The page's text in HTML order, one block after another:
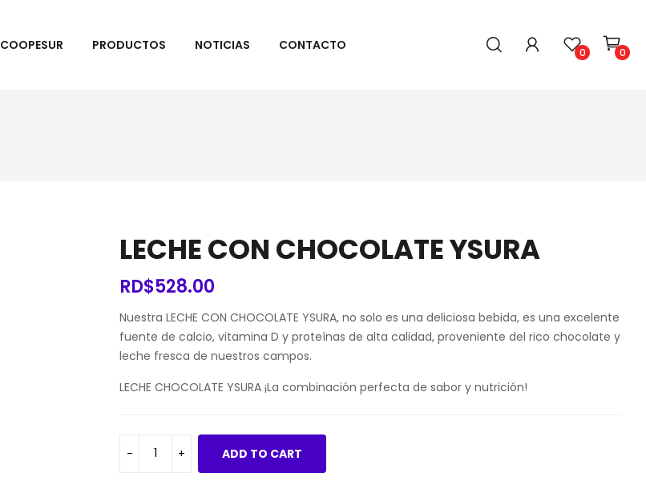
COOPESUR PRODUCTOS NOTICIAS CONTACTO 0 0
LECHE CON CHOCOLATE YSURA
RD$528.00
Nuestra LECHE CON CHOCOLATE YSURA, no solo es una deliciosa bebida, es una excelente
fuente de calcio, vitamina D y proteínas de alta calidad, proveniente del rico chocolate y
leche fresca de nuestros campos.
LECHE CHOCOLATE YSURA ¡La combinación perfecta de sabor y nutrición!
ADD TO CART